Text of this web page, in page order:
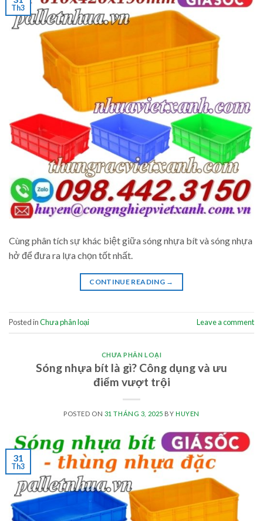
Th3
Cùng phân tích sự khác biệt giữa sóng nhựa bít và sóng nhựa
hở để đưa ra lựa chọn tốt nhất.
CONTINUE READING →
Posted inChưa phân loại Leave a comment
CHƯA PHÂN LOẠI
Sóng nhựa bít là gì? Công dụng và ưu
điểm vượt trội
POSTED ON 31 THÁNG 3, 2025 BY HUYEN
31
Th3